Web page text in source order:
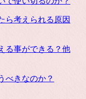
ら考えられる原因
る事ができる？他
べきなのか？